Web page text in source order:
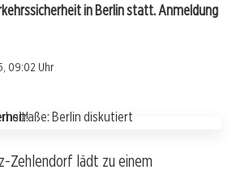
in Berlin statt. Anmeldung
09:02 Uhr
Zehlendorf lädt zu einem